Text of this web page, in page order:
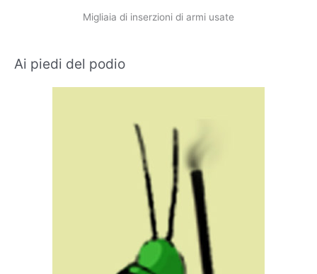
Migliaia di inserzioni di armi usate
Ai piedi del podio